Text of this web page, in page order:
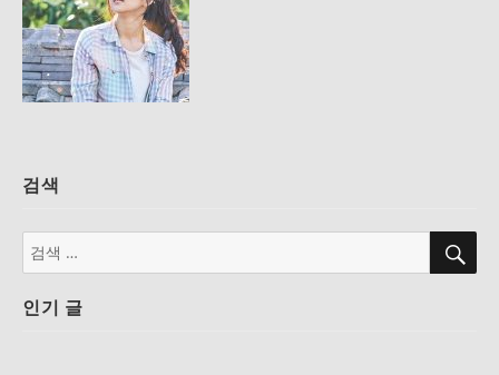
검색
검
색:
검
인기 글